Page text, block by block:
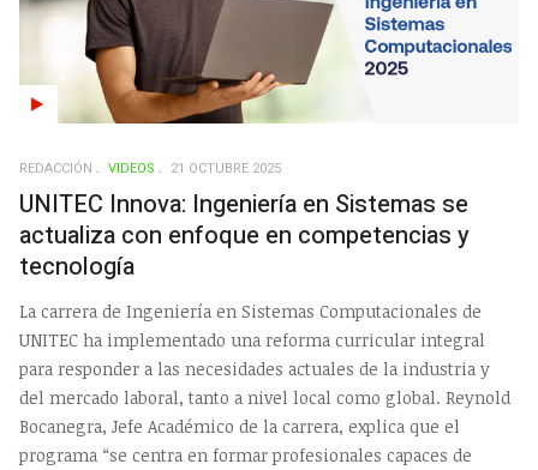
REDACCIÓN VIDEOS 21 OCTUBRE 2025
UNITEC Innova: Ingeniería en Sistemas se
actualiza con enfoque en competencias y
tecnología
La carrera de Ingeniería en Sistemas Computacionales de
UNITEC ha implementado una reforma curricular integral
para responder a las necesidades actuales de la industria y
del mercado laboral, tanto a nivel local como global. Reynold
Bocanegra, Jefe Académico de la carrera, explica que el
programa “se centra en formar profesionales capaces de